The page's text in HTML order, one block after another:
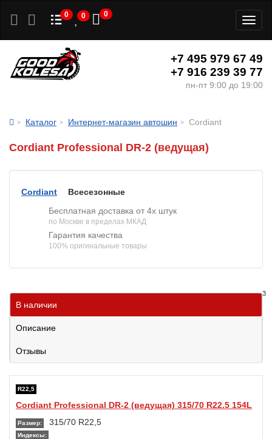
0 0 0
+7 495 979 67 49
+7 916 239 39 77
пн-пт 9:00 до 19:00
Каталог Интернет-магазин автошин Cordiant
Cordiant Professional DR-2 (ведущая)
Cordiant
Всесезонные
Бесплатная доставка от 4х штук
по Москве в пределах МКАД
Гарантия качества
100% оригинальные товары
В наличии
3
Описание
Отзывы
R22,5
Cordiant Professional DR-2 (ведущая) 315/70 R22.5 154L
Размер: 315/70 R22,5
Индексы: